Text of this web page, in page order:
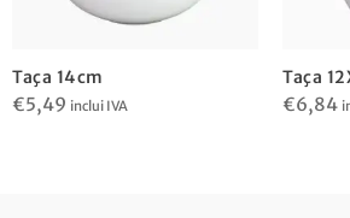
Taça 14cm
€5,49 inclui IVA
Taça
€6,84